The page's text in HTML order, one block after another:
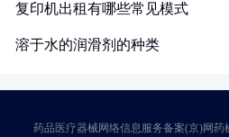
复印机出租有哪些常见模式
溶于水的润滑剂的种类
药品医疗器械网络信息服务备案(京)网药